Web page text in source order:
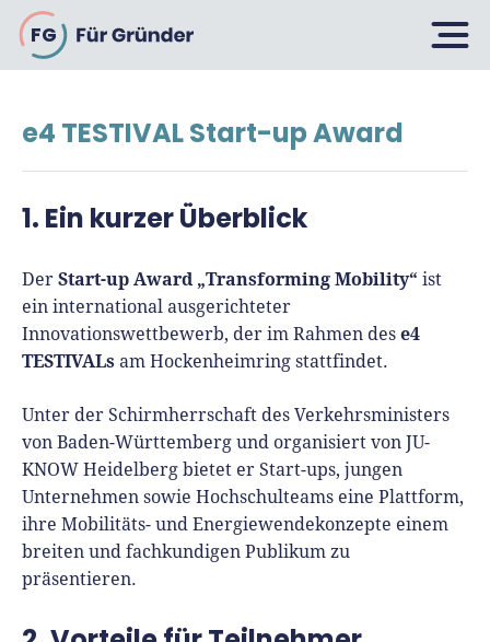
FG
Selbstständig machen
Über 500 Geschäftsideen
Bin ich ein Gründer?
Geschäftsmodell entwickeln
Businessplan schreiben
Businessplan-Vorlage & Muster
Finanzplan erstellen
Top 15 Franchise
Die besten Gründerkredite
Gründerwettbewerbe finden
Gründen
Firma gründen: 10 Tipps
UG gründen
GmbH gründen
Geschäftskonto-Vergleich
Unternehmen anmelden
Wachsen
6 Tipps zum Start
Fördermittelcheck machen
Kunden gewinnen
Website erstellen
Rechnung schreiben
Finanzieren
Fördermittel
Gründungszuschuss
Tools
e4 TESTIVAL Start-up Award
1. Ein kurzer Überblick
Der Start-up Award „Transforming Mobility“ ist
ein international ausgerichteter
Innovationswettbewerb, der im Rahmen des e4
TESTIVALs am Hockenheimring stattfindet.
Unter der Schirmherrschaft des Verkehrsministers
von Baden-Württemberg und organisiert von JU-
KNOW Heidelberg bietet er Start-ups, jungen
Unternehmen sowie Hochschulteams eine Plattform,
ihre Mobilitäts- und Energiewendekonzepte einem
breiten und fachkundigen Publikum zu
präsentieren.